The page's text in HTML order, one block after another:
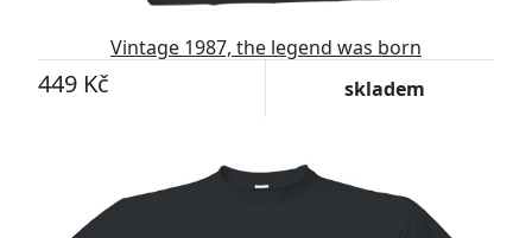
Vintage 1987, the legend was born
449 Kč skladem